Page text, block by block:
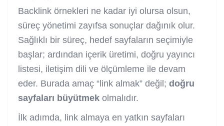
Backlink örnekleri ne kadar iyi olursa olsun,
süreç yönetimi zayıfsa sonuçlar dağınık olur.
Sağlıklı bir süreç, hedef sayfaların seçimiyle
başlar; ardından içerik üretimi, doğru yayıncı
listesi, iletişim dili ve ölçümleme ile devam
eder. Burada amaç “link almak” değil; doğru
sayfaları büyütmek olmalıdır.
İlk adımda, link almaya en yatkın sayfaları